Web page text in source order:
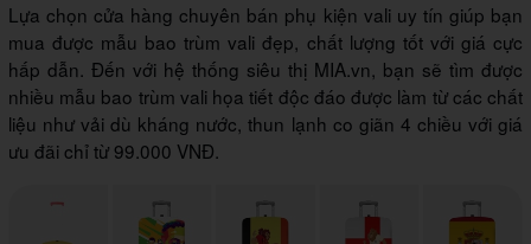
Lựa chọn cửa hàng chuyên bán phụ kiện vali uy tín giúp bạn
mua được mẫu bao trùm vali đẹp, chất lượng tốt với giá cực
hấp dẫn. Đến với hệ thống siêu thị MIA.vn, bạn sẽ tìm được
nhiều mẫu bao trùm vali họa tiết độc đáo được làm từ các chất
liệu như vải dù kháng nước, thun lạnh co giãn 4 chiều với giá
ưu đãi chỉ từ 99.000 VNĐ.